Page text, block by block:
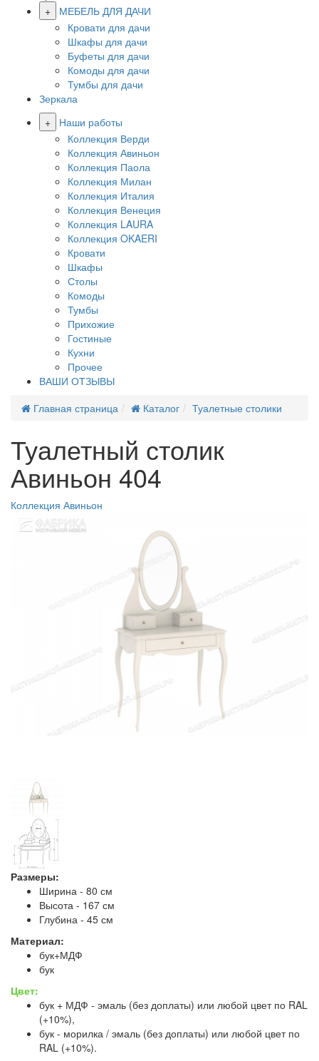
+
МЕБЕЛЬ ДЛЯ ДАЧИ
Кровати для дачи
Шкафы для дачи
Буфеты для дачи
Комоды для дачи
Тумбы для дачи
Зеркала
+
Наши работы
Коллекция Верди
Коллекция Авиньон
Коллекция Паола
Коллекция Милан
Коллекция Италия
Коллекция Венеция
Коллекция LAURA
Коллекция OKAERI
Кровати
Шкафы
Столы
Комоды
Тумбы
Прихожие
Гостиные
Кухни
Прочее
ВАШИ ОТЗЫВЫ
Главная страница
Каталог Туалетные столики
Туалетный столик
Авиньон 404
Коллекция Авиньон
Размеры:
Ширина - 80 см
Высота - 167 см
Глубина - 45 см
Материал:
бук+МДФ
бук
Цвет:
бук + МДФ - эмаль (без доплаты) или любой цвет по RAL
(+10%),
бук - морилка / эмаль (без доплаты) или любой цвет по
RAL (+10%).